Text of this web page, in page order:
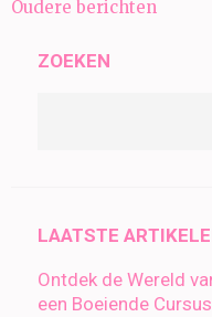
Oudere berichten
ZOEKEN
LAATSTE
Ontdek de Wereld
een Boeiende